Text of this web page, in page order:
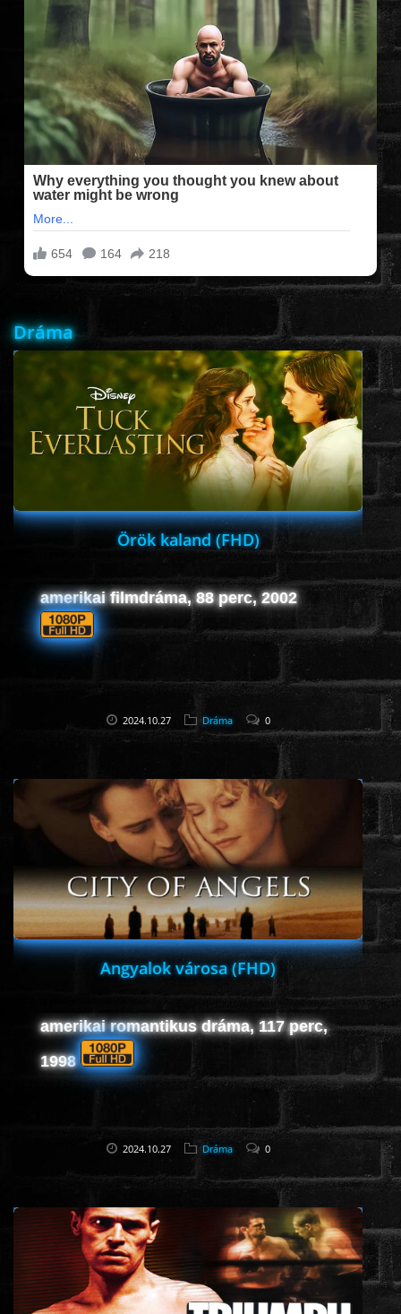
FILMEK (2025-ÖS)
FILMEK (2024-ES)
FILMEK (2023-AS)
FILMEK (2022-ES)
FELIRATOS FILMEK
VÍGJÁTÉK
ANIMÁCIÓS
KALAND
FANTASY
DRÁMA
ROMANTIKUS
HÁBORÚS
KATASZTRÓFA
CSALÁDI
WESTERN
DOKUMENTUMFILMEK
ÉLŐ ADÁSOK (LIVE)
SOROZAT
Dráma
Örök kaland (FHD)
amerikai filmdráma, 88 perc, 2002
2024.10.27 Dráma 0
Angyalok városa (FHD)
amerikai romantikus dráma, 117 perc,
1998
2024.10.27 Dráma 0